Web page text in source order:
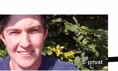
©privat